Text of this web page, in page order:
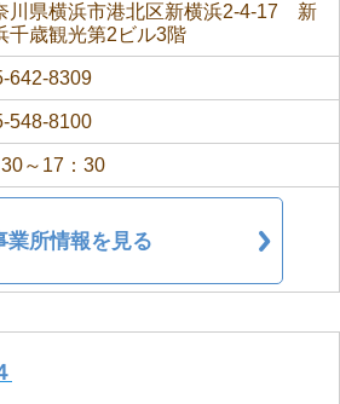
川県横浜市港北区新横浜2-4-17 新
千歳観光第2ビル3階
642-8309
548-8100
～17：30
業所情報を見る